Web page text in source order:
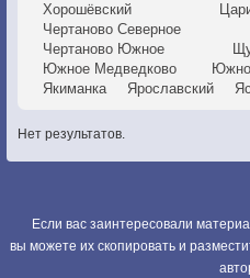
Хорошёвский
Чертаново Северное
Чертаново Южное
Южное Медведково
Якиманка
Ярославский
Нет результатов.
Если вас заинтересовали
вы можете их скопировать и